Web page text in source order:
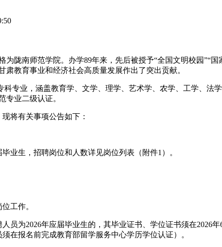
陇南师范学院。办学89年来，先后被授予“全国文明校园”“
教育事业和经济社会高质量发展作出了突出贡献。
科专业，涵盖教育学、文学、理学、艺术学、农学、工学、法
专业二级认证。
将有关事项公告如下：
业生，招聘岗位和人数详见岗位列表（附件1）。
工作。
员为2026年应届毕业生的，其毕业证书、学位证书须在2026
在报名前完成教育部留学服务中心学历学位认证）。